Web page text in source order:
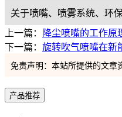
关于喷嘴、喷雾系统、环
上一篇：
降尘喷嘴的工作原
下一篇： 旋转吹气喷嘴在新
免责声明：本站所提供的文章
产品推荐